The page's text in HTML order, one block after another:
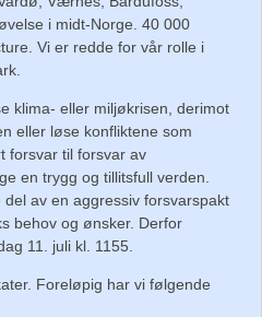
i midt-Norge. 40 000
Vi er redde for vår rolle i
klima- eller miljøkrisen, derimot
eller løse konfliktene som
forsvar til forsvar av
en trygg og tillitsfull verden.
av en aggressiv forsvarspakt
behov og ønsker. Derfor
11. juli kl. 1155.
Foreløpig har vi følgende